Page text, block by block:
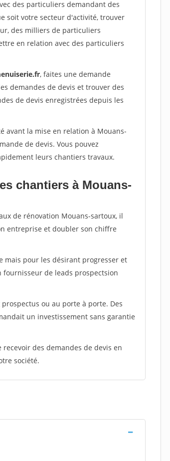
des particuliers demandant des
soit votre secteur d'activité, trouver
des milliers de particuliers
en relation avec des particuliers
, faites une demande
demandes de devis et trouver des
de devis enregistrées depuis les
avant la mise en relation à Mouans-
de devis. Vous pouvez
leurs chantiers travaux.
chantiers à Mouans-
de rénovation Mouans-sartoux, il
entreprise et doubler son chiffre
mais pour les désirant progresser et
de leads prospectsion
ou au porte à porte. Des
un investissement sans garantie
des demandes de devis en
société.